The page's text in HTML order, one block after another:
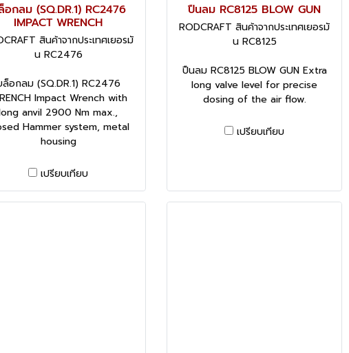
อกลม (SQ.DR.1) RC2476
IMPACT WRENCH
สินค้าจากประเทศเยอรมั
น RC2476
อกลม (SQ.DR.1) RC2476
Impact Wrench with
anvil 2900 Nm max.,
Hammer system, metal
housing
เปรียบเทียบ
ปืนลม RC8125 BLOW GUN
RODCRAFT สินค้าจากประเทศเยอรมั
น RC8125
ปืนลม RC8125 BLOW GUN Extra
long valve level for precise
dosing of the air flow.
เปรียบเทียบ